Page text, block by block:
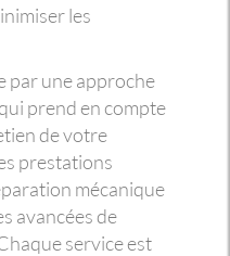
les
par une approche
prend en compte
de votre
prestations
mécanique
avancées de
service est